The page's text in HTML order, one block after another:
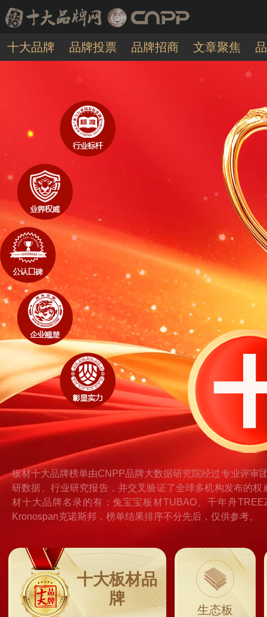
十大品牌 品牌投票 品牌招商 文章聚焦
板材十大品牌榜单由CNPP品牌大数据研究院经过专业评审
研数据、行业研究报告，并交叉验证了全球多机构发布的
材十大品牌名录的有：兔宝宝板材TUBAO、千年舟
Kronospan克诺斯邦，榜单结果排序不分先后，仅供参考。
十大板材品
牌
生态板